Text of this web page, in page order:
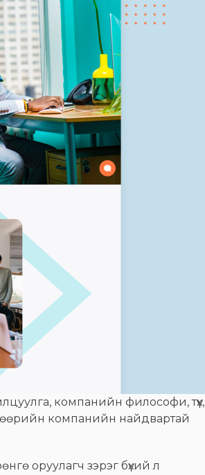
компанийн философи, түүх,
өөрийн компанийн найдвартай
оруулагч зэрэг бүхий л